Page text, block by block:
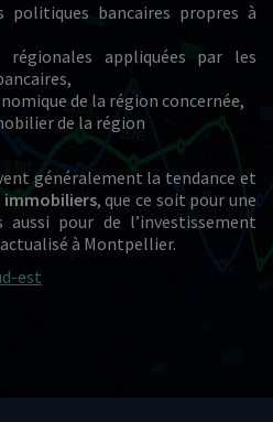
bancaires propres à
appliquées par les
de la région concernée,
de la région
généralement la tendance et
immobiliers, que ce soit pour une
aussi pour de l’investissement
à Montpellier.
est